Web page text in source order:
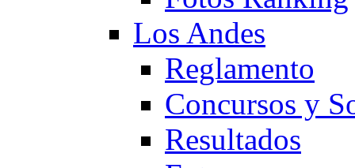
Los Andes
Reglamento
Concursos y
Resultados